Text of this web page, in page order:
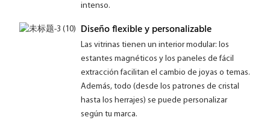
intenso.
Diseño flexible y personalizable
Las vitrinas tienen un interior modular: los
estantes magnéticos y los paneles de fácil
extracción facilitan el cambio de joyas o temas.
Además, todo (desde los patrones de cristal
hasta los herrajes) se puede personalizar
según tu marca.